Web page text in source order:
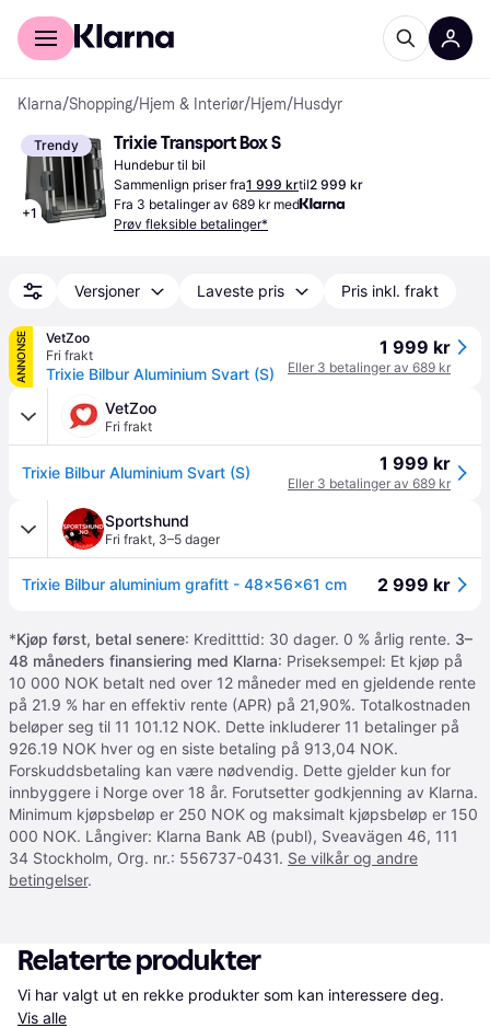
For kunder
Klarna/Shopping/Hjem & Interiør/Hjem/Husdyr
Trendy
+1
Trixie Transport Box S
Hundebur til bil
Sammenlign priser fra1 999 krtil2 999 kr
Fra 3 betalinger av 689 kr med
Prøv fleksible betalinger*
Versjoner Laveste pris Pris inkl. frakt
ANNONSE
VetZoo
Fri frakt
Trixie Bilbur Aluminium Svart (S)
1 999 kr
Eller 3 betalinger av 689 kr
VetZoo
Fri frakt
Trixie Bilbur Aluminium Svart (S) 1 999 kr
Eller 3 betalinger av 689 kr
Sportshund
Fri frakt, 3–5 dager
Trixie Bilbur aluminium grafitt - 48x56x61 cm 2 999 kr
*Kjøp først, betal senere: Kreditttid: 30 dager. 0 % årlig rente. 3–
48 måneders finansiering med Klarna: Priseksempel: Et kjøp på
10 000 NOK betalt ned over 12 måneder med en gjeldende rente
på 21.9 % har en effektiv rente (APR) på 21,90%. Totalkostnaden
beløper seg til 11 101.12 NOK. Dette inkluderer 11 betalinger på
926.19 NOK hver og en siste betaling på 913,04 NOK.
Forskuddsbetaling kan være nødvendig. Dette gjelder kun for
innbyggere i Norge over 18 år. Forutsetter godkjenning av Klarna.
Minimum kjøpsbeløp er 250 NOK og maksimalt kjøpsbeløp er 150
000 NOK. Långiver: Klarna Bank AB (publ), Sveavägen 46, 111
34 Stockholm, Org. nr.: 556737-0431. Se vilkår og andre
betingelser.
Relaterte produkter
Vis alle